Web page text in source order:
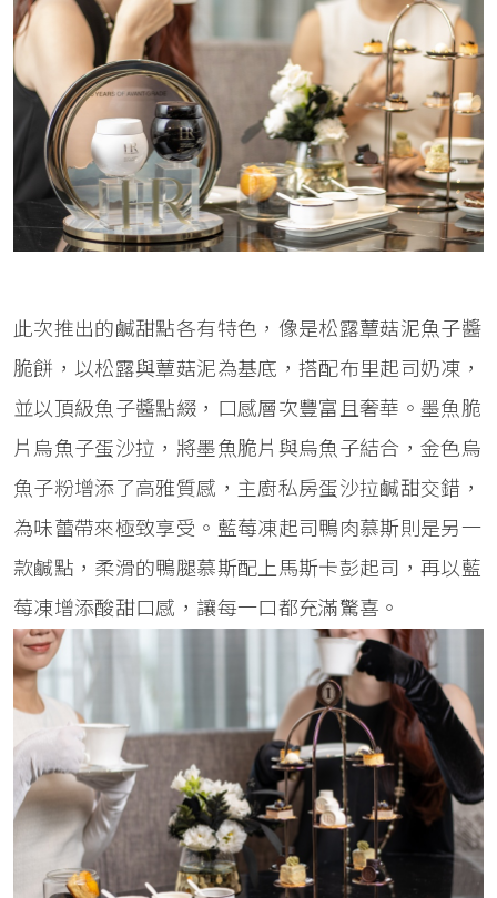
此次推出的鹹甜點各有特色，像是松露蕈菇泥魚子醬
脆餅，以松露與蕈菇泥為基底，搭配布里起司奶凍，
並以頂級魚子醬點綴，口感層次豐富且奢華。墨魚脆
片烏魚子蛋沙拉，將墨魚脆片與烏魚子結合，金色烏
魚子粉增添了高雅質感，主廚私房蛋沙拉鹹甜交錯，
為味蕾帶來極致享受。藍莓凍起司鴨肉慕斯則是另一
款鹹點，柔滑的鴨腿慕斯配上馬斯卡彭起司，再以藍
莓凍增添酸甜口感，讓每一口都充滿驚喜。